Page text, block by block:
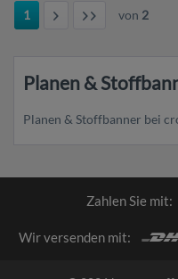
1 von 2
Planen &
Planen & Stoffbanner bei
Zahlen Sie mit:
Wir versenden mit: